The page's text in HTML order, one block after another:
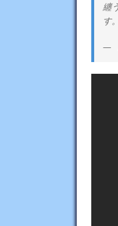
纏
す。
—